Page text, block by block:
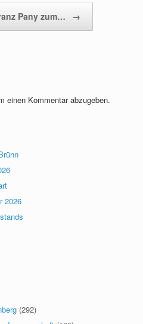
Pany zum… →
einen Kommentar abzugeben.
2026
(292)